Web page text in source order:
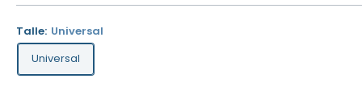
Talle: Universal
Universal